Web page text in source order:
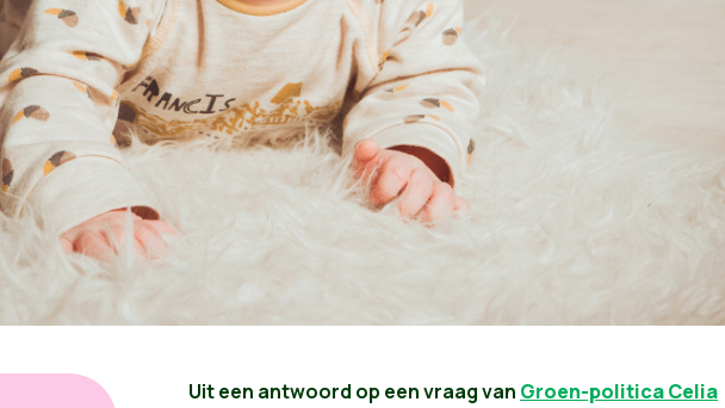
Uit een antwoord op een vraag van Groen-politica Celia